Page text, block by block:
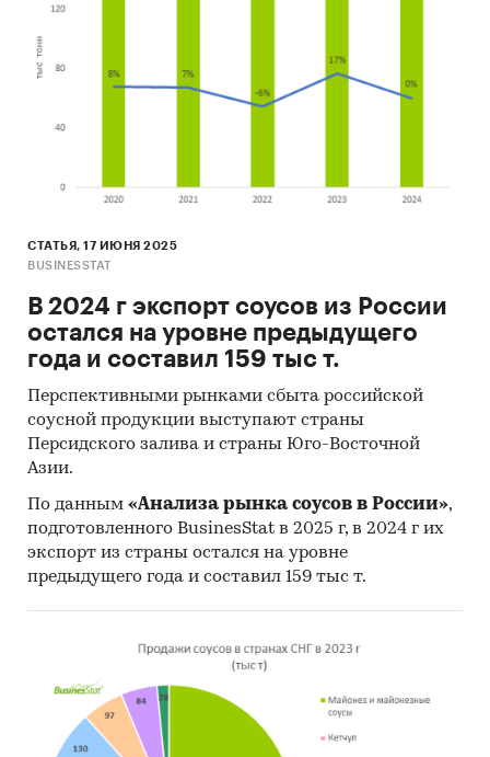
статистики
Данные Федеральной налоговой службы
информации
Отчетность эмитентов
Архивы СМИ
Региональные и федеральные СМИ
Инсайдерские источники
Специализированные аналитические
порталы
Методы:
Кабинетное исследование. Поиск и анализ
информации из различных источников,
проведение расчетов. Статистика и
аналитика
Прогноз ГидМаркет. Современные
статистические методы прогнозирования с
поправкой на мнение экспертов.
Отчет отражает мнение авторов и не является
СТАТЬЯ, 17 ИЮНЯ 2025
BUSINESSTAT
В 2024 г экспорт соусов из России
остался на уровне предыдущего
года и составил 159 тыс т.
Перспективными рынками сбыта российской
соусной продукции выступают страны
Персидского залива и страны Юго-Восточной
Азии.
По данным «Анализа рынка соусов в России»,
подготовленного BusinesStat в 2025 г, в 2024 г их
экспорт из страны остался на уровне
предыдущего года и составил 159 тыс т.